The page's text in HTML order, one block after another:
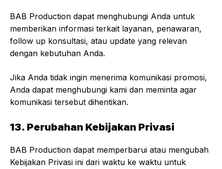
BAB Production dapat menghubungi Anda untuk
memberikan informasi terkait layanan, penawaran,
follow up konsultasi, atau update yang relevan
dengan kebutuhan Anda.
Jika Anda tidak ingin menerima komunikasi promosi,
Anda dapat menghubungi kami dan meminta agar
komunikasi tersebut dihentikan.
13. Perubahan Kebijakan Privasi
BAB Production dapat memperbarui atau mengubah
Kebijakan Privasi ini dari waktu ke waktu untuk